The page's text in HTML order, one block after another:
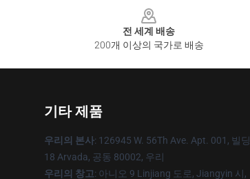
전 세계 배송
200개 이상의 국가로 배송
기타 제품
우리의 본사: 126945 W. 56Th Ave. Apt. 001, 빌딩
18 Arvada, 공동 80002, 우리
우리의 창고: 아니오 9 Linjiang 도로, Jiangyin 시,